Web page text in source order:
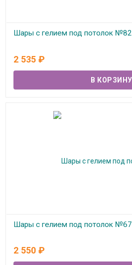
Шары с гелием под потолок №82
2 535 ₽
Шары с гелием под потолок №67
2 550 ₽